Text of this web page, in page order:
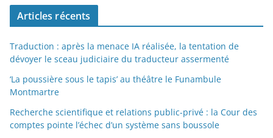
Articles récents
Traduction : après la menace IA réalisée, la tentation de
dévoyer le sceau judiciaire du traducteur assermenté
‘La poussière sous le tapis’ au théâtre le Funambule
Montmartre
Recherche scientifique et relations public-privé : la Cour des
comptes pointe l’échec d’un système sans boussole